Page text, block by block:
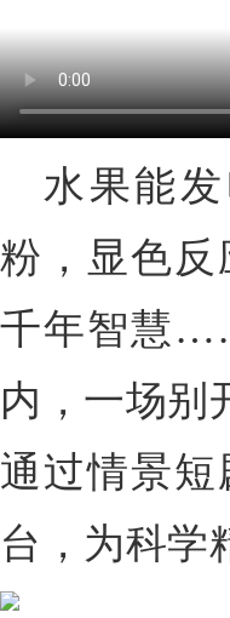
水果能
粉，显色
千年智慧
内，一场别
通过情景
台，为科学